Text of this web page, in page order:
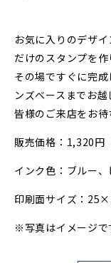
お気に入りのデザ
だけのスタンプを作
その場ですぐに完
ンズベースまでお
皆様のご来店をお
販売価格：1,320円
インク色：ブルー、
印刷面サイズ：
※写真はイメージで